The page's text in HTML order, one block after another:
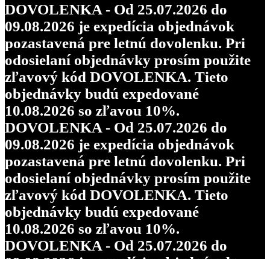
DOVOLENKA - Od 25.07.2026 do
09.08.2026 je expedícia objednávok
pozastavená pre letnú dovolenku. Pri
odosielaní objednávky prosím použite
zľavový kód DOVOLENKA. Tieto
objednávky budú expedované
10.08.2026 so zľavou 10%.
DOVOLENKA - Od 25.07.2026 do
09.08.2026 je expedícia objednávok
pozastavená pre letnú dovolenku. Pri
odosielaní objednávky prosím použite
zľavový kód DOVOLENKA. Tieto
objednávky budú expedované
10.08.2026 so zľavou 10%.
DOVOLENKA - Od 25.07.2026 do